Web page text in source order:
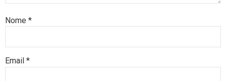
Nome *
Email *